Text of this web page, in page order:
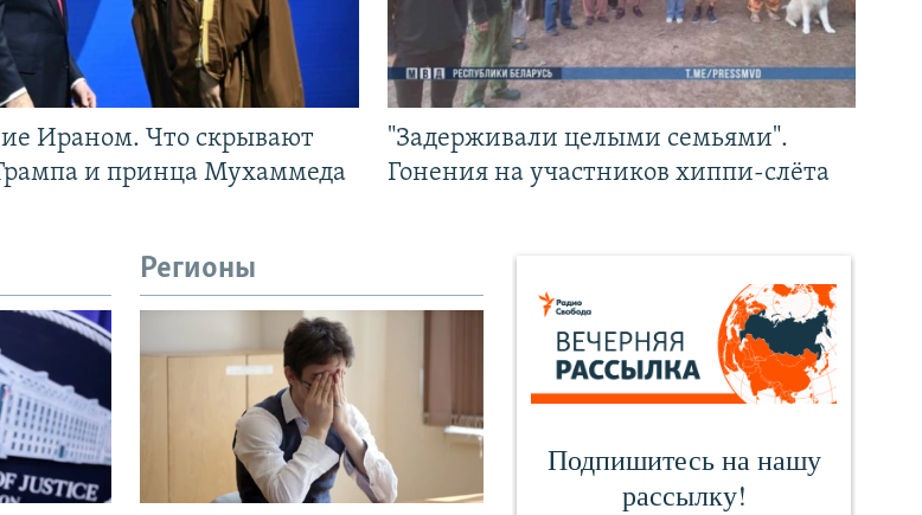
Ираном. Что скрывают
и принца Мухаммеда
"Задерживали целыми семьями".
Гонения на участников хиппи-слёта
Регионы